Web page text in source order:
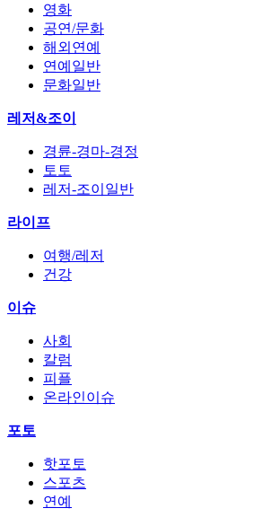
영화
공연/문화
해외연예
연예일반
문화일반
레저&조이
경륜-경마-경정
토토
레저-조이일반
라이프
여행/레저
건강
이슈
사회
칼럼
피플
온라인이슈
포토
핫포토
스포츠
연예